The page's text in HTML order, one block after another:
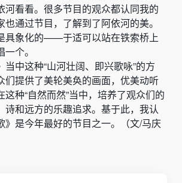
河看看。很多节目的观众都认同我的
通过节目，了解到了阿依河的美。
具象化的——于适可以站在铁索桥上
个。
当中这种“山河壮阔、即兴歌咏”的方
们提供了美轮美奂的画面，优美动听
这种“自然而然”当中，培养了观众们的
诗和远方的乐趣追求。基于此，我认
》是今年最好的节目之一。（文/马庆